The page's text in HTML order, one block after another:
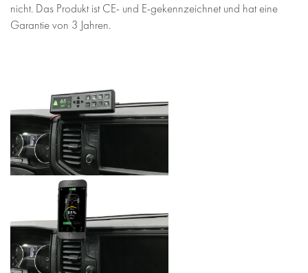
nicht. Das Produkt ist CE- und E-gekennzeichnet und hat eine
Garantie von 3 Jahren.